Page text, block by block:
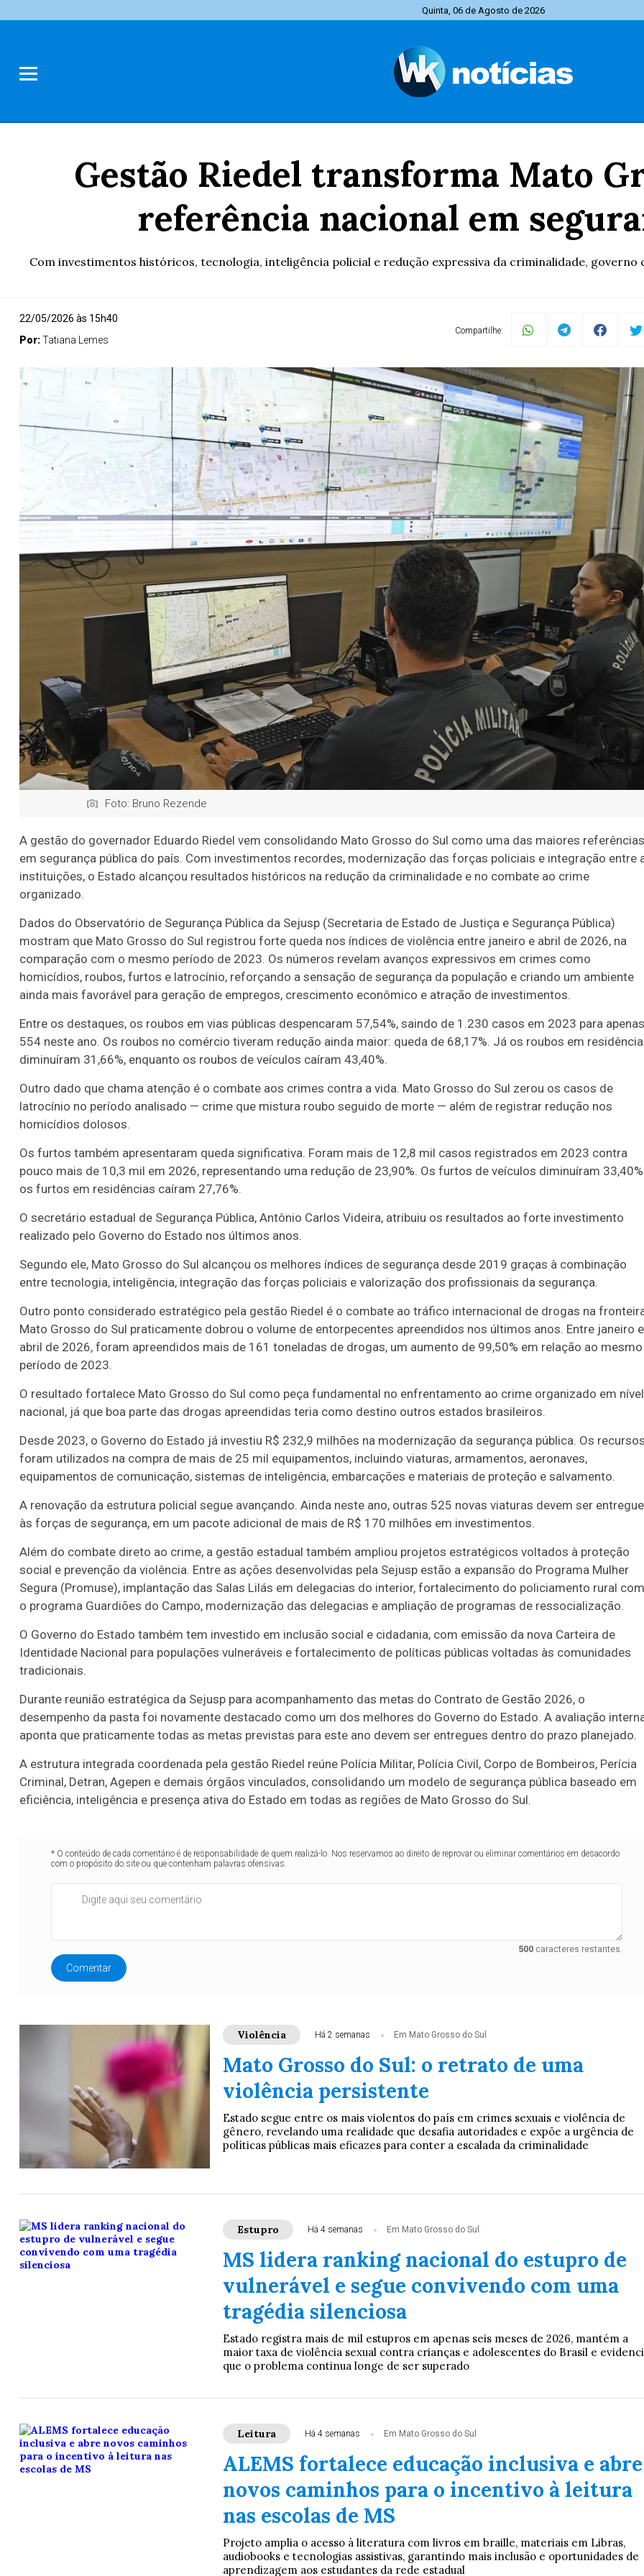
Quinta, 06 de Agosto de 2026
Gestão Riedel transforma Mato
referência nacional em
Com investimentos históricos, tecnologia, inteligência policial e redução expressiva da criminalidade, governo
22/05/2026 às 15h40
Por:Tatiana Lemes
Compartilhe:
Foto: Bruno Rezende
A gestão do governador Eduardo Riedel vem consolidando Mato Grosso do Sul como uma das maiores referências
em segurança pública do país. Com investimentos recordes, modernização das forças policiais e integração entre
instituições, o Estado alcançou resultados históricos na redução da criminalidade e no combate ao crime
organizado.
Dados do Observatório de Segurança Pública da Sejusp (Secretaria de Estado de Justiça e Segurança Pública)
mostram que Mato Grosso do Sul registrou forte queda nos índices de violência entre janeiro e abril de 2026, na
comparação com o mesmo período de 2023. Os números revelam avanços expressivos em crimes como
homicídios, roubos, furtos e latrocínio, reforçando a sensação de segurança da população e criando um ambiente
ainda mais favorável para geração de empregos, crescimento econômico e atração de investimentos.
Entre os destaques, os roubos em vias públicas despencaram 57,54%, saindo de 1.230 casos em 2023 para apenas
554 neste ano. Os roubos no comércio tiveram redução ainda maior: queda de 68,17%. Já os roubos em
diminuíram 31,66%, enquanto os roubos de veículos caíram 43,40%.
Outro dado que chama atenção é o combate aos crimes contra a vida. Mato Grosso do Sul zerou os casos de
latrocínio no período analisado — crime que mistura roubo seguido de morte — além de registrar redução nos
homicídios dolosos.
Os furtos também apresentaram queda significativa. Foram mais de 12,8 mil casos registrados em 2023 contra
pouco mais de 10,3 mil em 2026, representando uma redução de 23,90%. Os furtos de veículos diminuíram
os furtos em residências caíram 27,76%.
O secretário estadual de Segurança Pública, Antônio Carlos Videira, atribuiu os resultados ao forte investimento
realizado pelo Governo do Estado nos últimos anos.
Segundo ele, Mato Grosso do Sul alcançou os melhores índices de segurança desde 2019 graças à combinação
entre tecnologia, inteligência, integração das forças policiais e valorização dos profissionais da segurança.
Outro ponto considerado estratégico pela gestão Riedel é o combate ao tráfico internacional de drogas na
Mato Grosso do Sul praticamente dobrou o volume de entorpecentes apreendidos nos últimos anos. Entre janeiro e
abril de 2026, foram apreendidos mais de 161 toneladas de drogas, um aumento de 99,50% em relação ao mesmo
período de 2023.
O resultado fortalece Mato Grosso do Sul como peça fundamental no enfrentamento ao crime organizado em nível
nacional, já que boa parte das drogas apreendidas teria como destino outros estados brasileiros.
Desde 2023, o Governo do Estado já investiu R$ 232,9 milhões na modernização da segurança pública. Os
foram utilizados na compra de mais de 25 mil equipamentos, incluindo viaturas, armamentos, aeronaves,
equipamentos de comunicação, sistemas de inteligência, embarcações e materiais de proteção e salvamento.
A renovação da estrutura policial segue avançando. Ainda neste ano, outras 525 novas viaturas devem ser
às forças de segurança, em um pacote adicional de mais de R$ 170 milhões em investimentos.
Além do combate direto ao crime, a gestão estadual também ampliou projetos estratégicos voltados à proteção
social e prevenção da violência. Entre as ações desenvolvidas pela Sejusp estão a expansão do Programa Mulher
Segura (Promuse), implantação das Salas Lilás em delegacias do interior, fortalecimento do policiamento rural com
o programa Guardiões do Campo, modernização das delegacias e ampliação de programas de ressocialização.
O Governo do Estado também tem investido em inclusão social e cidadania, com emissão da nova Carteira de
Identidade Nacional para populações vulneráveis e fortalecimento de políticas públicas voltadas às comunidades
tradicionais.
Durante reunião estratégica da Sejusp para acompanhamento das metas do Contrato de Gestão 2026, o
desempenho da pasta foi novamente destacado como um dos melhores do Governo do Estado. A avaliação
aponta que praticamente todas as metas previstas para este ano devem ser entregues dentro do prazo planejado.
A estrutura integrada coordenada pela gestão Riedel reúne Polícia Militar, Polícia Civil, Corpo de Bombeiros, Perícia
Criminal, Detran, Agepen e demais órgãos vinculados, consolidando um modelo de segurança pública baseado em
eficiência, inteligência e presença ativa do Estado em todas as regiões de Mato Grosso do Sul.
* O conteúdo de cada comentário é de responsabilidade de quem realizá-lo. Nos reservamos ao direito de reprovar ou eliminar comentários em desacordo
com o propósito do site ou que contenham palavras ofensivas.
500caracteres restantes.
Comentar
Violência Há 2 semanas Em Mato Grosso do Sul
Mato Grosso do Sul: o retrato de uma
violência persistente
Estado segue entre os mais violentos do país em crimes sexuais e violência de
gênero, revelando uma realidade que desafia autoridades e expõe a urgência de
políticas públicas mais eficazes para conter a escalada da criminalidade
Estupro Há 4 semanas Em Mato Grosso do Sul
MS lidera ranking nacional do estupro de
vulnerável e segue convivendo com uma
tragédia silenciosa
Estado registra mais de mil estupros em apenas seis meses de 2026, mantém a
maior taxa de violência sexual contra crianças e adolescentes do Brasil e
que o problema continua longe de ser superado
Leitura Há 4 semanas Em Mato Grosso do Sul
ALEMS fortalece educação inclusiva e abre
novos caminhos para o incentivo à leitura
nas escolas de MS
Projeto amplia o acesso à literatura com livros em braille, materiais em Libras,
audiobooks e tecnologias assistivas, garantindo mais inclusão e oportunidades de
aprendizagem aos estudantes da rede estadual